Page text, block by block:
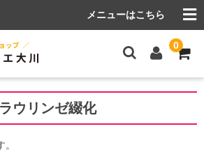
メニューはこちら
0
ラウリンゼ綴化